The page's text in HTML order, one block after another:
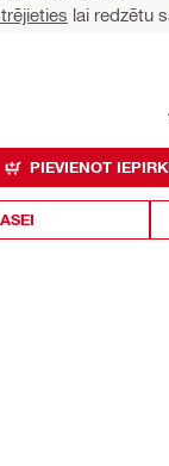
lai redzētu
PIEVIENOT